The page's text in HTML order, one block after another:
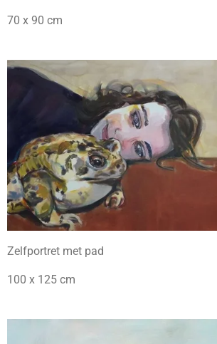
70 x 90 cm
Zelfportret met pad
100 x 125 cm